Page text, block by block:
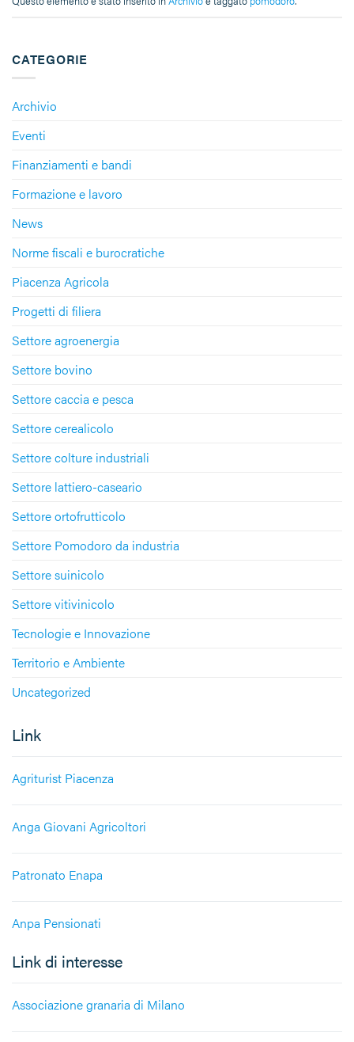
CATEGORIE
Archivio
Eventi
Finanziamenti e bandi
Formazione e lavoro
News
Norme fiscali e burocratiche
Piacenza Agricola
Progetti di filiera
Settore agroenergia
Settore bovino
Settore caccia e pesca
Settore cerealicolo
Settore colture industriali
Settore lattiero-caseario
Settore ortofrutticolo
Settore Pomodoro da industria
Settore suinicolo
Settore vitivinicolo
Tecnologie e Innovazione
Territorio e Ambiente
Uncategorized
Link
Agriturist Piacenza
Anga Giovani Agricoltori
Patronato Enapa
Anpa Pensionati
Link di interesse
Associazione granaria di Milano